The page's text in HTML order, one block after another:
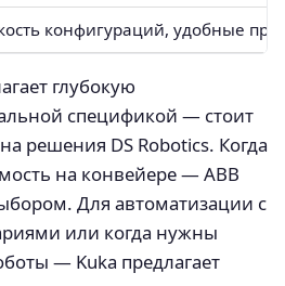
конфигураций, удобные
глубокую
спецификой — стоит
решения DS Robotics. Когда
на конвейере — ABB
Для автоматизации с
или когда нужны
— Kuka предлагает